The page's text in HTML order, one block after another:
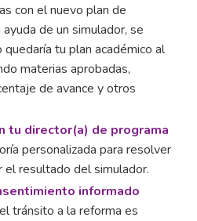
con el nuevo plan de
de un simulador, se
tu plan académico al
materias aprobadas,
de avance y otros
tu director(a) de programa
personalizada para resolver
el resultado del simulador.
informado
tránsito a la reforma es